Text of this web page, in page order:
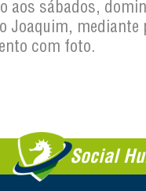
aos sábados,
Joaquim,
com foto.
Social